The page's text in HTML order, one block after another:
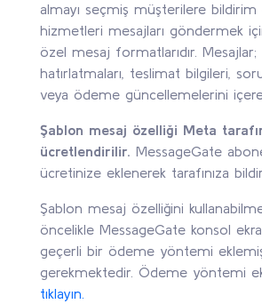
almayı seçmiş müşterilere
hizmetleri mesajları göndermek için
özel mesaj formatlarıdır. Mesajlar;
hatırlatmaları, teslimat bilgileri,
veya ödeme güncellemelerini
Şablon mesaj özelliği Meta
ücretlendirilir. MessageGate
ücretinize eklenerek tarafınıza
Şablon mesaj özelliğini
öncelikle MessageGate konsol
geçerli bir ödeme yöntemi
gerekmektedir. Ödeme yöntemi
tıklayın.